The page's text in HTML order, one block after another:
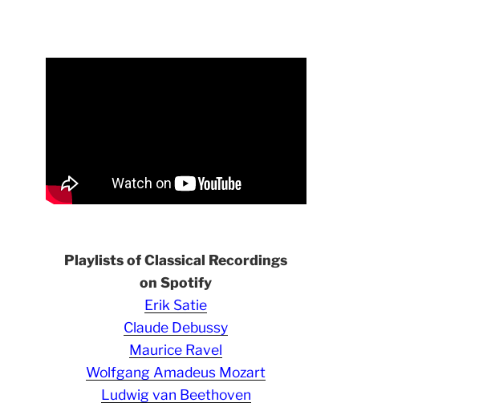
Playlists of Classical Recordings
on Spotify
Erik Satie
Claude Debussy
Maurice Ravel
Wolfgang Amadeus Mozart
Ludwig van Beethoven